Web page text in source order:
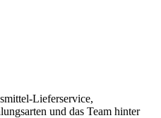
Lieferservice,
und das Team hinter